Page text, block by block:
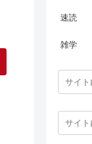
速読
雑学